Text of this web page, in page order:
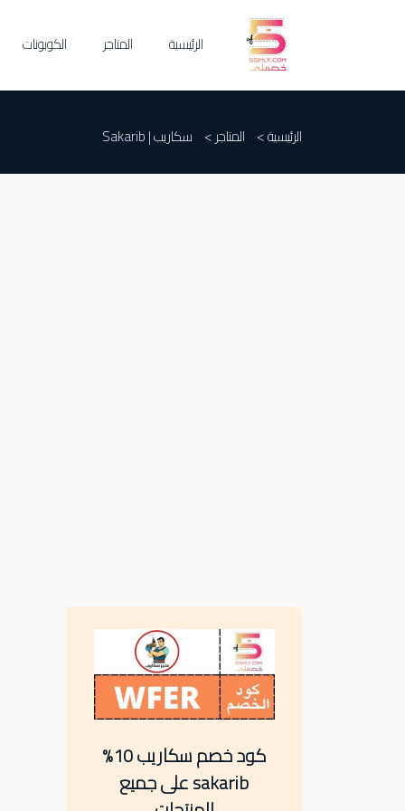
الرئيسية المتاجر الكوبونات
الرئيسية > المتاجر > سكاريب | Sakarib
كود خصم سكاريب 10%
sakarib على جميع